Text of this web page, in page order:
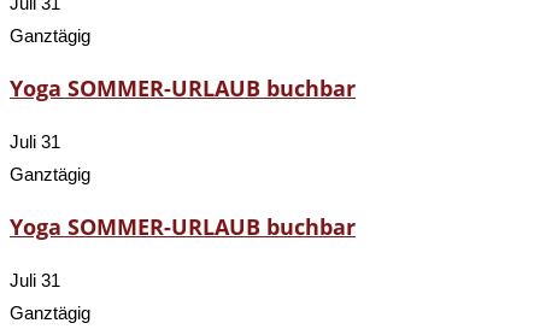
Ganztägig
Yoga SOMMER-URLAUB buchbar
Juli 31
Ganztägig
Yoga SOMMER-URLAUB buchbar
Juli 31
Ganztägig